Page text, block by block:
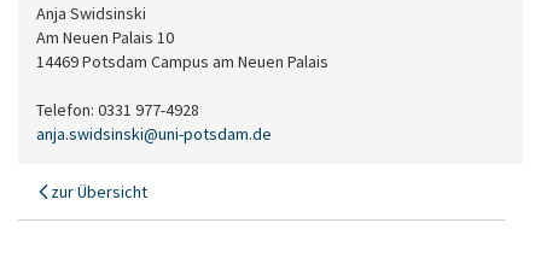
zur Übersicht
Anja Swidsinski
Am Neuen Palais 10
14469 Potsdam Campus am Neuen Palais
Telefon: 0331 977-4928
anja.swidsinski@uni-potsdam.de